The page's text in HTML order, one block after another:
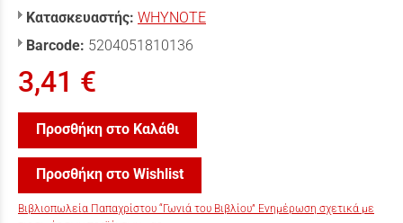
Κατασκευαστής: WHYNOTE
Barcode: 5204051810136
3,41 €
Προσθήκη στο Καλάθι
Προσθήκη στο Wishlist
Βιβλιοπωλεία Παπαχρίστου “Γωνιά του Βιβλίου” Ενημέρωση σχετικά με